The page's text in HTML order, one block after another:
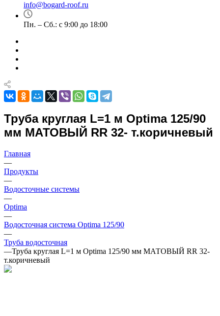
info@bogard-roof.ru
Пн. – Сб.: с 9:00 до 18:00
Труба круглая L=1 м Optima 125/90
мм МАТОВЫЙ RR 32- т.коричневый
Главная
—
Продукты
—
Водосточные системы
—
Optima
—
Водосточная система Optima 125/90
—
Труба водосточная
—Труба круглая L=1 м Optima 125/90 мм МАТОВЫЙ RR 32-
т.коричневый